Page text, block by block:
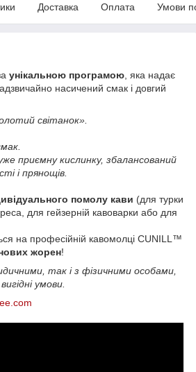
Доставка Оплата Умови
унікальною програмою , яка надає
насичений смак і довгий
світанок».
приємну кислинку, збалансований
і прянощів.
помолу кави (для турки
для гейзерній кавоварки або для
на професійній кавомолці CUNILL™
жорен!
так і з фізичними особами,
умови.